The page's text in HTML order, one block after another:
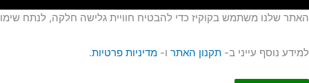
האתר שלנו משתמש בקוקיז כדי להבטיח חוויית גלישה חלקה, לנתח
למידע נוסף עייני ב- תקנון האתר ו- מדיניות פרטיות.